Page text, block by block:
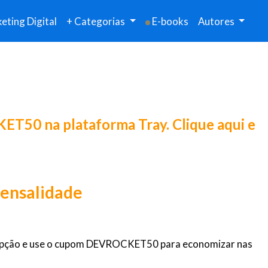
Digital + Categorias E-books Autores
na plataforma Tray. Clique aqui e
e use o cupom DEVROCKET50 para economizar nas